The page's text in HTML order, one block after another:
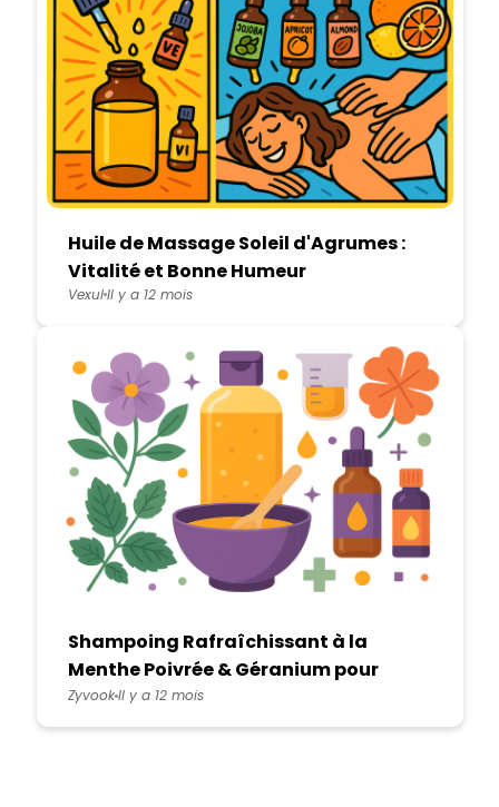
Huile de Massage Soleil d'Agrumes :
Vitalité et Bonne Humeur
VexulIl y a 12 mois
Shampoing Rafraîchissant à la
Menthe Poivrée & Géranium pour
Cheveux Fatigués
ZyvookIl y a 12 mois